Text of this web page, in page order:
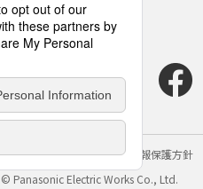
クッキーポリシー
個人情報保護方針
© Panasonic Electric Works Co., Ltd.